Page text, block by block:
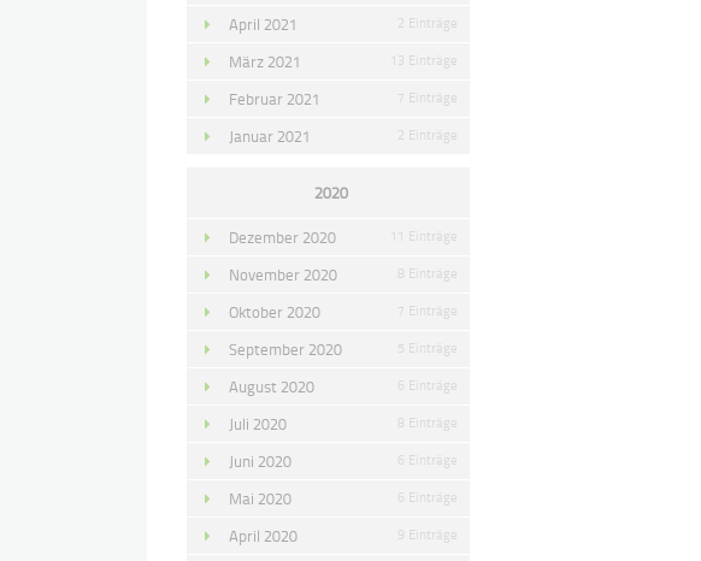
April 2021 2 Einträge
März 2021 13 Einträge
Februar 2021 7 Einträge
Januar 2021 2 Einträge
2020
Dezember 2020 11 Einträge
November 2020 8 Einträge
Oktober 2020 7 Einträge
September 2020 5 Einträge
August 2020 6 Einträge
Juli 2020 8 Einträge
Juni 2020 6 Einträge
Mai 2020 6 Einträge
April 2020 9 Einträge